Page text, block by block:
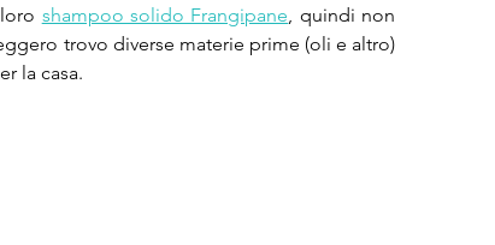
shampoo solido Frangipane, quindi non
trovo diverse materie prime (oli e altro)
la casa.